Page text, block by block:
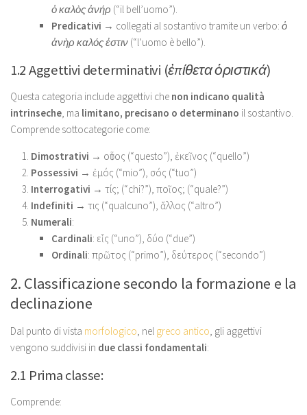
ὁ καλὸς ἀνήρ (“il bell’uomo”).
Predicativi → collegati al sostantivo tramite un verbo: ὁ
ἀνὴρ καλός ἐστιν (“l’uomo è bello”).
1.2 Aggettivi determinativi (ἐπίθετα ὁριστικά)
Questa categoria include aggettivi che non indicano qualità
intrinseche , ma limitano, precisano o determinano il sostantivo.
Comprende sottocategorie come:
Dimostrativi → οὗτος (“questo”), ἐκεῖνος (“quello”)
Possessivi → ἐμός (“mio”), σός (“tuo”)
Interrogativi → τίς; (“chi?”), ποῖος; (“quale?”)
Indefiniti → τις (“qualcuno”), ἄλλος (“altro”)
Numerali:
Cardinali: εἷς (“uno”), δύο (“due”)
Ordinali: πρῶτος (“primo”), δεύτερος (“secondo”)
2. Classificazione secondo la formazione e la
declinazione
Dal punto di vista morfologico , nel greco antico , gli aggettivi
vengono suddivisi in due classi fondamentali:
2.1 Prima classe:
Comprende: